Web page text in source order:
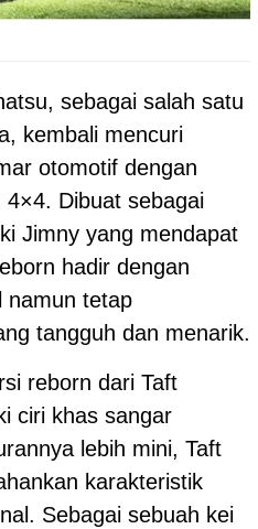
sebagai salah satu
kembali mencuri
otomotif dengan
4×4. Dibuat sebagai
Jimny yang mendapat
hadir dengan
namun tetap
tangguh dan menarik.
reborn dari Taft
ciri khas sangar
lebih mini, Taft
karakteristik
Sebagai sebuah kei